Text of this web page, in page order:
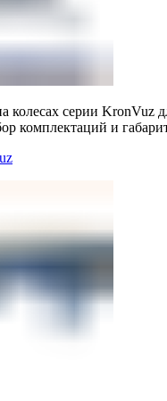
колесах серии KronVuz
комплектаций и